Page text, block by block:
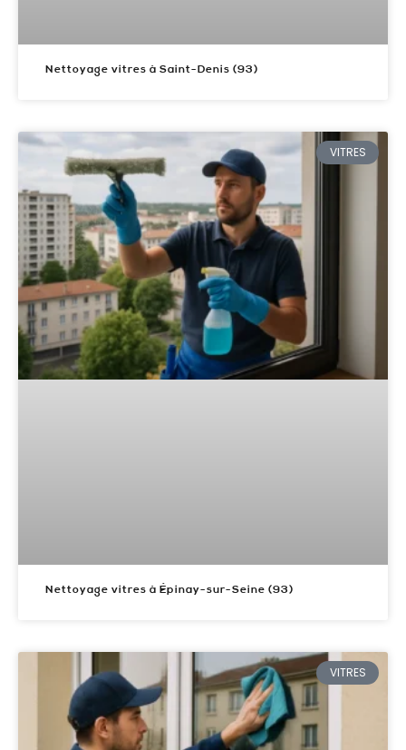
Nettoyage vitres à Saint-Denis (93)
VITRES
Nettoyage vitres à Épinay-sur-Seine (93)
VITRES